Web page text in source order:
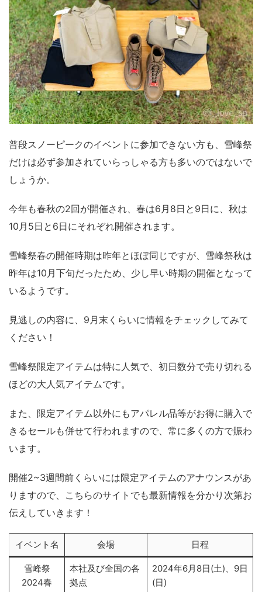
普段スノーピークのイベントに参加できない方も、雪峰祭
だけは必ず参加されていらっしゃる方も多いのではないで
しょうか。
今年も春秋の2回が開催され、春は6月8日と9日に、秋は
10月5日と6日にそれぞれ開催されます。
雪峰祭春の開催時期は昨年とほぼ同じですが、雪峰祭秋は
昨年は10月下旬だったため、少し早い時期の開催となって
いるようです。
見逃しの内容に、9月末くらいに情報をチェックしてみて
ください！
雪峰祭限定アイテムは特に人気で、初日数分で売り切れる
ほどの大人気アイテムです。
また、限定アイテム以外にもアパレル品等がお得に購入で
きるセールも併せて行われますので、常に多くの方で賑わ
います。
開催2~3週間前くらいには限定アイテムのアナウンスがあ
りますので、こちらのサイトでも最新情報を分かり次第お
伝えしていきます！
イベント名 会場 日程
雪峰祭
2024春
本社及び全国の各
拠点
2024年6月8日(土)、9日
(日)